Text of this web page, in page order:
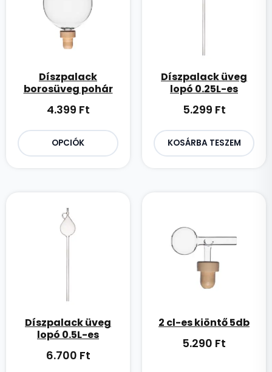
Díszpalack
borosüveg pohár
4.399 Ft
OPCIÓK
Díszpalack üveg
lopó 0.25L-es
5.299 Ft
KOSÁRBA TESZEM
Díszpalack üveg
lopó 0.5L-es
6.700 Ft
2 cl-es kiöntő 5db
5.290 Ft